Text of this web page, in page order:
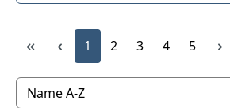
Produktübersicht
Seite
1 Seite
2 Seite
3 Seite
4 Seite
5